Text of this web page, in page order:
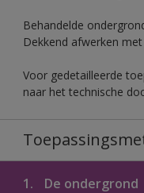
Behandelde
Dekkend afwerken
Voor gedetailleerde
naar het technische
1. De ondergrond